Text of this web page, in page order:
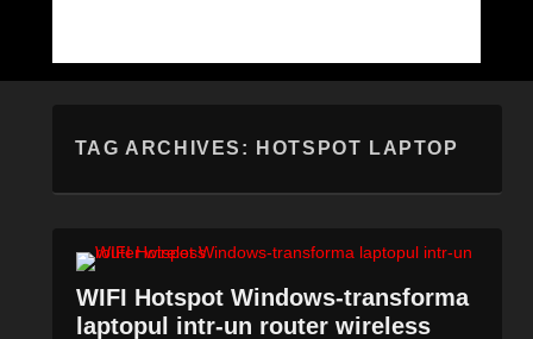
TAG ARCHIVES: HOTSPOT LAPTOP
WIFI Hotspot Windows-transforma
laptopul intr-un router wireless